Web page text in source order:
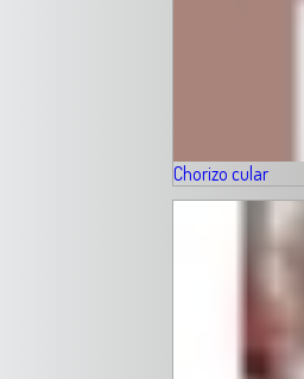
Chorizo cular